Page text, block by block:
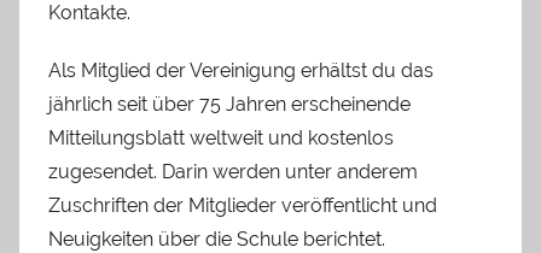
Kontakte.
Als Mitglied der Vereinigung erhältst du das
jährlich seit über 75 Jahren erscheinende
Mitteilungsblatt weltweit und kostenlos
zugesendet. Darin werden unter anderem
Zuschriften der Mitglieder veröffentlicht und
Neuigkeiten über die Schule berichtet.